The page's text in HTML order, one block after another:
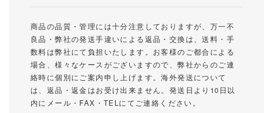
商品の品質・管理には十分注意しておりますが、万一不
良品・弊社の発送手違いによる返品・交換は、送料・手
数料は弊社にて負担いたします。お客様のご都合による
場合、様々なケースがございますので、弊社からのご連
絡時に個別にご案内申し上げます。海外発送について
は、返品・返金はお受け出来ません。発送日より10日以
内にメール・FAX・TELにてご連絡ください。